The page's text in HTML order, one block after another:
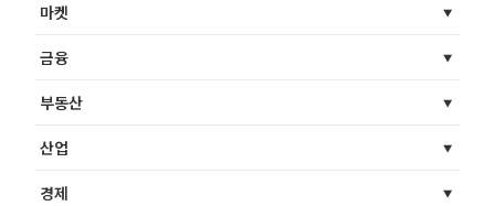
마켓
금융
부동산
산업
경제